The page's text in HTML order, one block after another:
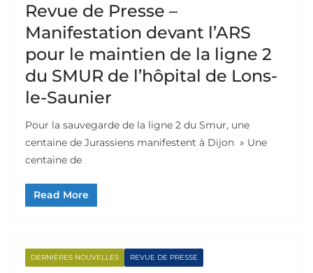
Revue de Presse –
Manifestation devant l’ARS
pour le maintien de la ligne 2
du SMUR de l’hôpital de Lons-
le-Saunier
Pour la sauvegarde de la ligne 2 du Smur, une
centaine de Jurassiens manifestent à Dijon » Une
centaine de
Read More
DERNIÈRES NOUVELLES REVUE DE PRESSE